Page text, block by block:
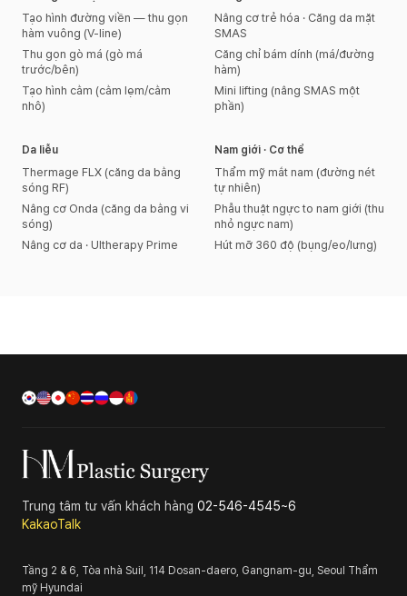
Tạo hình đường viền — thu gọn
hàm vuông (V-line)
Thu gọn gò má (gò má
trước/bên)
Tạo hình cằm (cằm lẹm/cằm
nhô)
Nâng cơ trẻ hóa · Căng da mặt
SMAS
Căng chỉ bám dính (má/đường
hàm)
Mini lifting (nâng SMAS một
phần)
Da liễu
Thermage FLX (căng da bằng
sóng RF)
Nâng cơ Onda (căng da bằng vi
sóng)
Nâng cơ da · Ultherapy Prime
Nam giới · Cơ thể
Thẩm mỹ mắt nam (đường nét
tự nhiên)
Phẫu thuật ngực to nam giới (thu
nhỏ ngực nam)
Hút mỡ 360 độ (bụng/eo/lưng)
Trung tâm tư vấn khách hàng 02-546-4545~6
KakaoTalk
Tầng 2 & 6, Tòa nhà Suil, 114 Dosan-daero, Gangnam-gu, Seoul Thẩm
mỹ Hyundai